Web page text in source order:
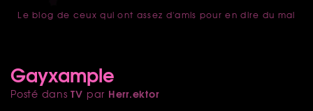
accueil
Le blog de ceux qui ont assez d'amis pour en dire du mal
Gayxample
Posté dansTV par Herr.ektor